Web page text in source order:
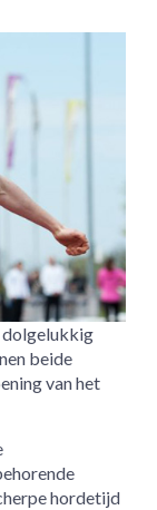
dolgelukkig
beide
van het
hordetijd